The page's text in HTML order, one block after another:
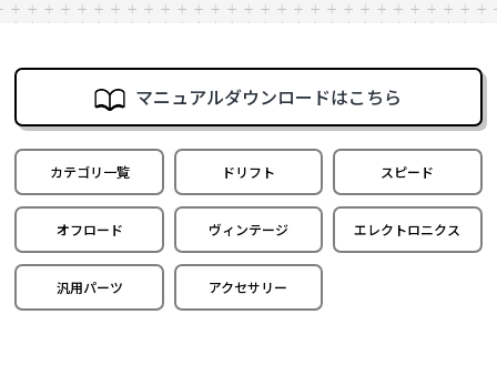
マニュアルダウンロードはこちら
カテゴリ一覧 ドリフト スピード
オフロード ヴィンテージ エレクトロニクス
汎用パーツ アクセサリー